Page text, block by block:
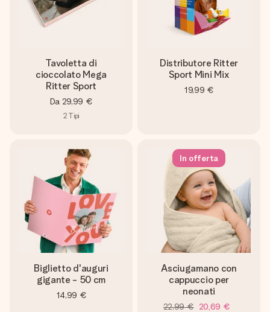
Tavoletta di
cioccolato Mega
Ritter Sport
Da 29,99 €
2 Tipi
Distributore Ritter
Sport Mini Mix
19,99 €
Biglietto d'auguri
gigante - 50 cm
14,99 €
In offerta
Asciugamano con
cappuccio per
neonati
22,99 € 20,69 €